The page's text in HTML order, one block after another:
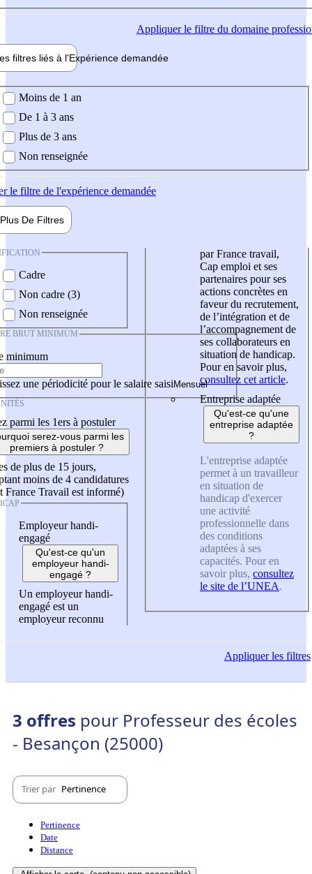
Appliquerle filtre du domaine
filtres liés à l'Expérience demandée
demandée
Moins de 1 an
De 1 à 3 ans
Plus de 3 ans
Non renseignée
le filtre de l'expérience demandée
Plus De Filtres
Cadre
Non cadre (3)
Non renseignée
BRUT MINIMUM
minimum
une périodicité pour le salaire saisi
parmi les 1ers à postuler
serez-vous parmi les
premiers à postuler ?
de plus de 15 jours,
moins de 4 candidatures
France Travail est informé)
Employeur handi-
engagé
Qu'est-ce qu'un
employeur handi-
engagé ?
Un employeur handi-
engagé est un
employeur reconnu
par France travail,
Cap emploi et ses
partenaires pour ses
actions concrètes en
faveur du recrutement,
de l’intégration et de
l’accompagnement de
ses collaborateurs en
situation de handicap.
Pour en savoir plus,
consultez cet article.
Entreprise adaptée
Qu'est-ce qu'une
entreprise adaptée
?
L'entreprise adaptée
permet à un travailleur
en situation de
handicap d'exercer
une activité
professionnelle dans
des conditions
adaptées à ses
capacités. Pour en
savoir plus, consultez
le site de l’UNEA.
Appliquerles filtres
3 offres pour Professeur des écoles
- Besançon (25000)
Trier par Pertinence
Pertinence
Date
Distance